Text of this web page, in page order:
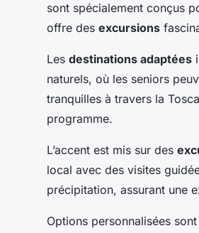
sont spécialement conçus
offre des excursions
Les destinations adaptées
naturels, où les seniors
tranquilles à travers la
programme.
L’accent est mis sur des
local avec des visites
précipitation, assurant une
Options personnalisées